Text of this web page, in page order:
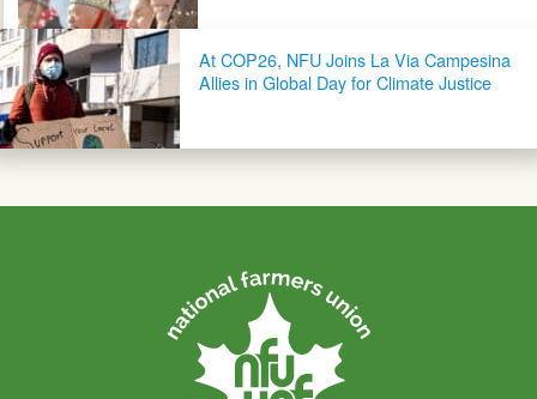
At COP26, NFU Joins La Via Campesina
Allies in Global Day for Climate Justice